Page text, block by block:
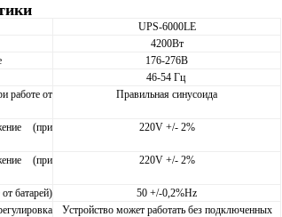
UPS-6000LE
4200Вт
176-276В
46-54 Гц
работе от
Правильная синусоида
(при
220V +/- 2%
(при
220V +/- 2%
батарей)
50 +/-0,2%Hz
Устройство может работать без подключенных